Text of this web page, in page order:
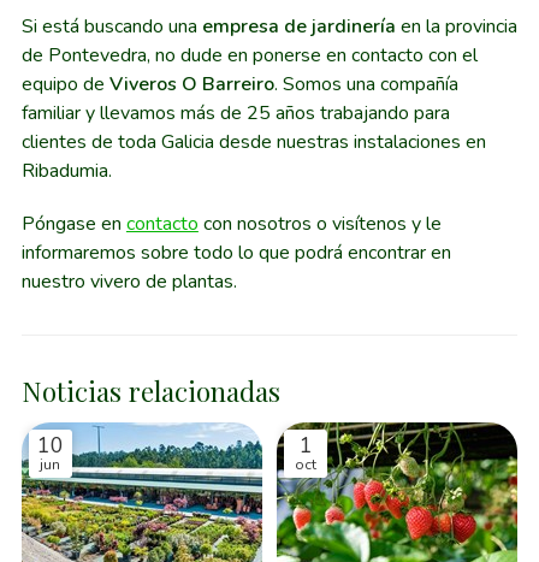
Si está buscando una empresa de jardinería en la provincia
de Pontevedra, no dude en ponerse en contacto con el
equipo de Viveros O Barreiro. Somos una compañía
familiar y llevamos más de 25 años trabajando para
clientes de toda Galicia desde nuestras instalaciones en
Ribadumia.
Póngase en contacto con nosotros o visítenos y le
informaremos sobre todo lo que podrá encontrar en
nuestro vivero de plantas.
Noticias relacionadas
10
jun
1
oct